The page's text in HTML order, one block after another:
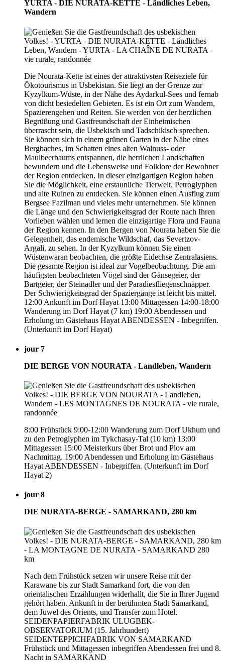
YURTA - DIE NURATA-KETTE - Ländliches Leben,
Wandern
Die Nourata-Kette ist eines der attraktivsten Reiseziele für
Ökotourismus in Usbekistan. Sie liegt an der Grenze zur
Kyzylkum-Wüste, in der Nähe des Aydarkul-Sees und fernab
von dicht besiedelten Gebieten. Es ist ein Ort zum Wandern,
Spazierengehen und Reiten. Sie werden von der herzlichen
Begrüßung und Gastfreundschaft der Einheimischen
überrascht sein, die Usbekisch und Tadschikisch sprechen.
Sie können sich in einem grünen Garten in der Nähe eines
Bergbaches, im Schatten eines alten Walnuss- oder
Maulbeerbaums entspannen, die herrlichen Landschaften
bewundern und die Lebensweise und Folklore der Bewohner
der Region entdecken. In dieser einzigartigen Region haben
Sie die Möglichkeit, eine erstaunliche Tierwelt, Petroglyphen
und alte Ruinen zu entdecken. Sie können einen Ausflug zum
Bergsee Fazilman und vieles mehr unternehmen. Sie können
die Länge und den Schwierigkeitsgrad der Route nach Ihren
Vorlieben wählen und lernen die einzigartige Flora und Fauna
der Region kennen. In den Bergen von Nourata haben Sie die
Gelegenheit, das endemische Wildschaf, das Severtzov-
Argali, zu sehen. In der Kyzylkum können Sie einen
Wüstenwaran beobachten, die größte Eidechse Zentralasiens.
Die gesamte Region ist ideal zur Vogelbeobachtung. Die am
häufigsten beobachteten Vögel sind der Gänsegeier, der
Bartgeier, der Steinadler und der Paradiesfliegenschnäpper.
Der Schwierigkeitsgrad der Spaziergänge ist leicht bis mittel.
12:00 Ankunft im Dorf Hayat 13:00 Mittagessen 14:00-18:00
Wanderung im Dorf Hayat (7 km) 19:00 Abendessen und
Erholung im Gästehaus Hayat ABENDESSEN - Inbegriffen.
(Unterkunft im Dorf Hayat)
jour 7
DIE BERGE VON NOURATA - Landleben, Wandern
8:00 Frühstück 9:00-12:00 Wanderung zum Dorf Ukhum und
zu den Petroglyphen im Tykchasay-Tal (10 km) 13:00
Mittagessen 15:00 Meisterkurs über Brot und Plov am
Nachmittag. 19:00 Abendessen und Erholung im Gästehaus
Hayat ABENDESSEN - Inbegriffen. (Unterkunft im Dorf
Hayat 2)
jour 8
DIE NURATA-BERGE - SAMARKAND, 280 km
Nach dem Frühstück setzen wir unsere Reise mit der
Karawane bis zur Stadt Samarkand fort, die von den
orientalischen Erzählungen widerhallt, die Sie in Ihrer Jugend
gehört haben. Ankunft in der berühmten Stadt Samarkand,
dem Juwel des Orients, und Transfer zum Hotel.
SEIDENPAPIERFABRIK ULUGBEK-
OBSERVATORIUM (15. Jahrhundert)
SEIDENTEPPICHFABRIK VON SAMARKAND
Frühstück und Mittagessen inbegriffen Abendessen frei und 8.
Nacht in SAMARKAND